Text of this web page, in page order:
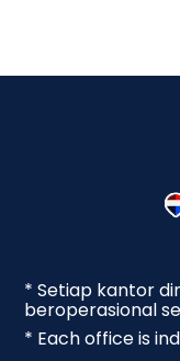
* Setiap kantor
beroperasional
* Each office is